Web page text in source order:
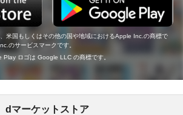
米国もしくはその他の国や地域におけるApple Inc.の商標で
のサービスマークです。
ロゴは Google LLC の商標です。
dマーケットストア